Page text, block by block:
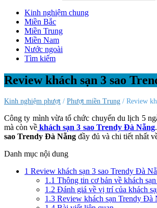
Kinh nghiệm chung
Miền Bắc
Miền Trung
Miền Nam
Nước ngoài
Tìm kiếm
Review khách sạn 3 sao
Kinh nghiệm phượt / Phượt miền Trung / Review
Công ty mình vừa tổ chức chuyến du lịch 5
mà còn về khách sạn 3 sao Trendy Đà Nẵng
sao Trendy Đà Nẵng đầy đủ và chi tiết nhất
Danh mục nội dung
1 Review khách sạn 3 sao Trendy Đà
1.1 Thông tin cơ bản về khách
1.2 Đánh giá về vị trí của khách
1.3 Review khách sạn Trendy Đà